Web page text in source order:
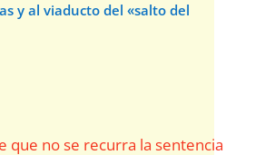
y al viaducto del «salto del